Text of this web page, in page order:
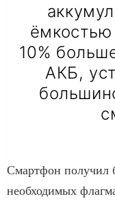
10%
АКБ,
Смартфон получил
необходимых